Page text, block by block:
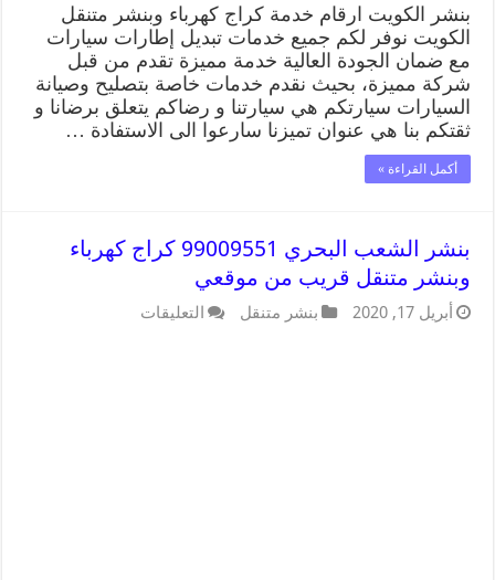
بنشر الكويت ارقام خدمة كراج كهرباء وبنشر متنقل
الكويت نوفر لكم جميع خدمات تبديل إطارات سيارات
مع ضمان الجودة العالية خدمة مميزة تقدم من قبل
شركة مميزة، بحيث نقدم خدمات خاصة بتصليح وصيانة
السيارات سيارتكم هي سيارتنا و رضاكم يتعلق برضانا و
ثقتكم بنا هي عنوان تميزنا سارعوا الى الاستفادة …
أكمل القراءة »
بنشر الشعب البحري 99009551 كراج كهرباء
وبنشر متنقل قريب من موقعي
أبريل 17, 2020 بنشر متنقل التعليقات